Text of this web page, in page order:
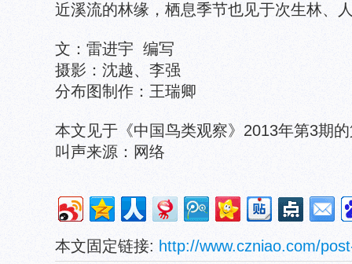
近溪流的林缘，栖息季节也见于次生林、
文：雷进宇 编写
摄影：沈越、李强
分布图制作：王瑞卿
本文见于《中国鸟类观察》2013年第3期
叫声来源：网络
本文固定链接: http://www.czniao.com/